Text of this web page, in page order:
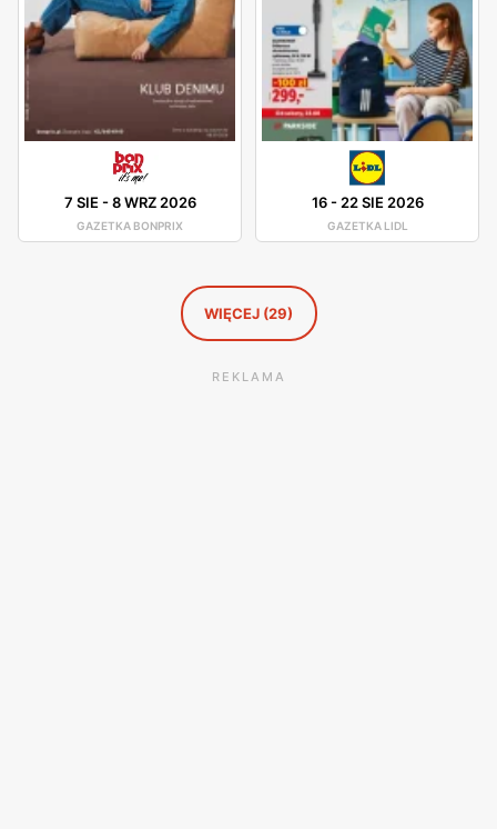
różne rabaty dla swoich klientów. Produkty tej firmy
możemy czasem znaleźć na promocji w Lidlu. Sklep z
galanterią posiada również placówki outletowe.
7 SIE-8 WRZ 2026
GAZETKA BONPRIX
16-22 SIE 2026
GAZETKA LIDL
WIĘCEJ (29)
REKLAMA